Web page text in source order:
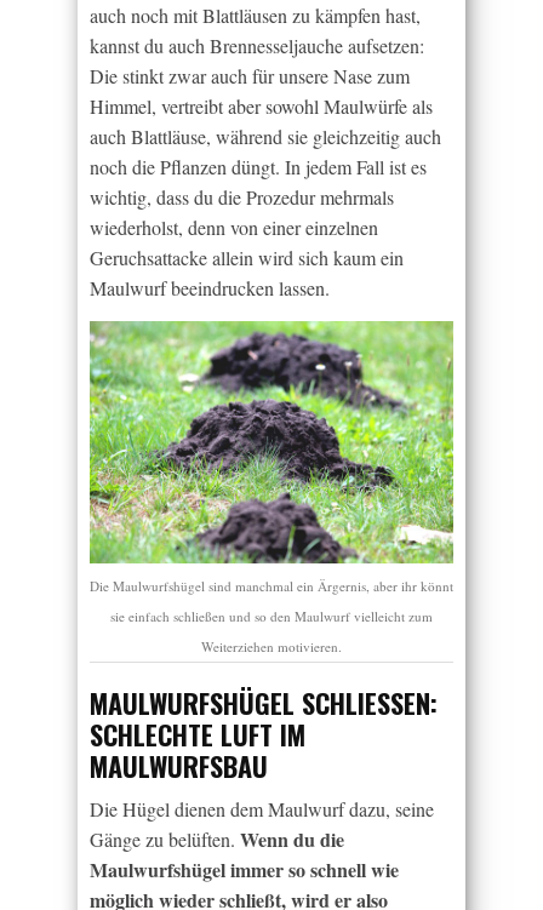
auch noch mit Blattläusen zu kämpfen hast,
kannst du auch Brennesseljauche aufsetzen:
Die stinkt zwar auch für unsere Nase zum
Himmel, vertreibt aber sowohl Maulwürfe als
auch Blattläuse, während sie gleichzeitig auch
noch die Pflanzen düngt. In jedem Fall ist es
wichtig, dass du die Prozedur mehrmals
wiederholst, denn von einer einzelnen
Geruchsattacke allein wird sich kaum ein
Maulwurf beeindrucken lassen.
Die Maulwurfshügel sind manchmal ein Ärgernis, aber ihr könnt
sie einfach schließen und so den Maulwurf vielleicht zum
Weiterziehen motivieren.
MAULWURFSHÜGEL SCHLIESSEN: S
CHLECHTE LUFT IM M
AULWURFSBAU
Die Hügel dienen dem Maulwurf dazu, seine
Gänge zu belüften. Wenn du die
Maulwurfshügel immer so schnell wie
möglich wieder schließt, wird er also